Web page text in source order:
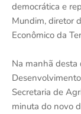
democrática e
Mundim, diretor
Econômico da
Na manhã
Secretaria de
minuta do novo